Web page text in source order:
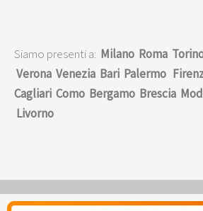
Siamo presenti a: Milano Roma
Verona Venezia Bari Palermo
Cagliari Como Bergamo Brescia
Livorno